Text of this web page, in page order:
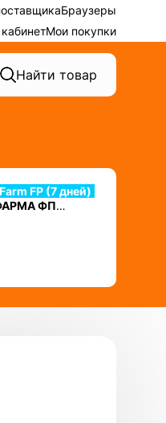
Браузеры
Мои покупки
Найти товар
FP (7 дней)
ФП